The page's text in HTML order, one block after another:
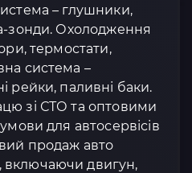
– глушники,
зонди. Охолодження
термостати,
система –
рейки, паливні баки.
зі СТО та оптовими
для автосервісів
продаж авто
двигун,